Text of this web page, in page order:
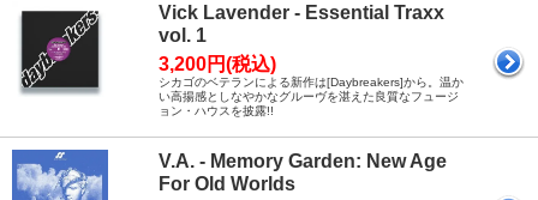
Vick Lavender - Essential Traxx
vol. 1
3,200円(税込)
シカゴのベテランによる新作は[Daybreakers]から。温か
い高揚感としなやかなグルーヴを湛えた良質なフュージ
ョン・ハウスを披露!!
V.A. - Memory Garden: New Age
For Old Worlds